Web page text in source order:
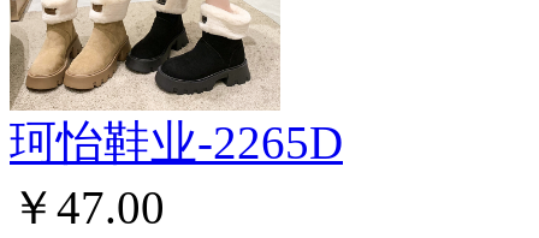
珂怡鞋业-2265D
￥47.00